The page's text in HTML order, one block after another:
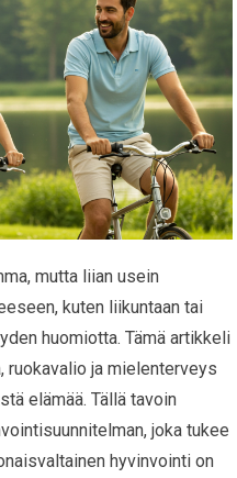
mutta liian usein
kuten liikuntaan tai
huomiotta. Tämä artikkeli
ruokavalio ja mielenterveys
elämää. Tällä tavoin
joka tukee
hyvinvointi on